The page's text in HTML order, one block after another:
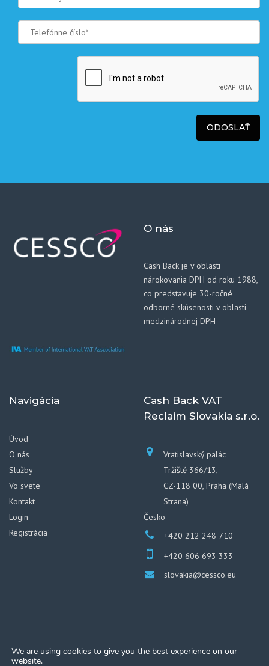
O nás
Cash Back je v oblasti
nárokovania DPH od roku 1988,
co predstavuje 30-ročné
odborné skúsenosti v oblasti
medzinárodnej DPH
Navigácia
Úvod
O nás
Služby
Vo svete
Kontakt
Login
Registrácia
Cash Back VAT
Reclaim Slovakia s.r.o.
Vratislavský palác
Tržiště 366/13,
CZ-118 00, Praha (Malá
Strana)
Česko
+420 212 248 710
+420 606 693 333
slovakia@cessco.eu
We are using cookies to give you the best experience on our
website.